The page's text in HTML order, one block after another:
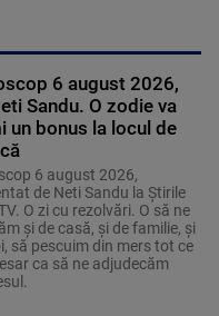
6 august 2026,
Sandu. O zodie va
un bonus la locul de
6 august 2026,
de Neti Sandu la Știrile
O zi cu rezolvări. O să ne
și de casă, și de familie, și
să pescuim din mers tot ce
ca să ne adjudecăm